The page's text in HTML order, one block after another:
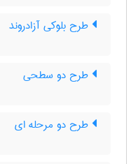
طرح بلوکی آزادروند
طرح دو سطحی
طرح دو مرحله ای